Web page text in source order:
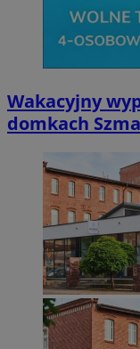
Wakacyjny
domkach